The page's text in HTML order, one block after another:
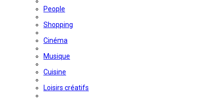
People
Shopping
Cinéma
Musique
Cuisine
Loisirs créatifs